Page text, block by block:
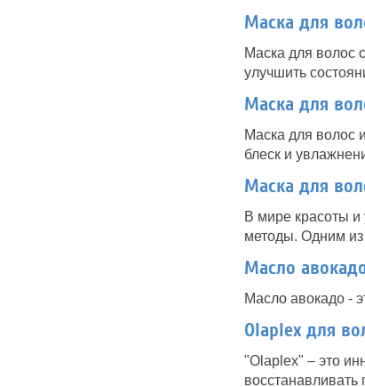
Маска для
Маска для волос
улучшить
Маска для
Маска для волос
блеск и
Маска для
В мире красоты
методы. Одним из
Масло
Масло авокадо -
Olaplex для
"Olaplex" – это